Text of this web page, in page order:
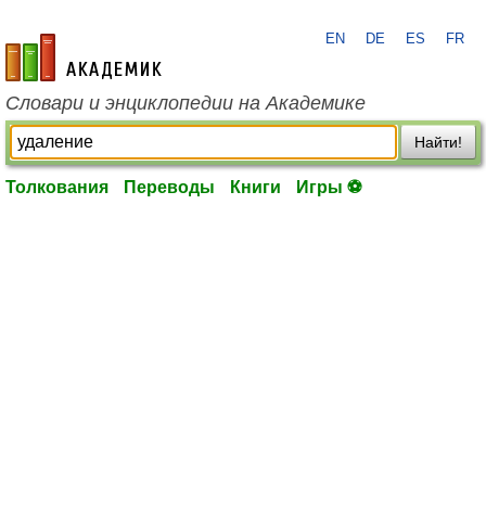
academic.ru
EN DE ES FR
Словари и энциклопедии на Академике
Найти!
Толкования Переводы Книги Игры ⚽